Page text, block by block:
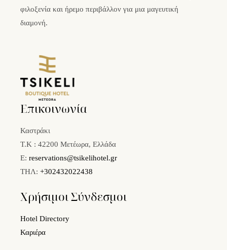
φιλοξενία και ήρεμο περιβάλλον για μια μαγευτική
διαμονή.
Επικοινωνία
Καστράκι
Τ.Κ : 42200 Μετέωρα, Ελλάδα
E:reservations@tsikelihotel.gr
ΤΗΛ:+302432022438
Χρήσιμοι Σύνδεσμοι
Hotel Directory
Καριέρα